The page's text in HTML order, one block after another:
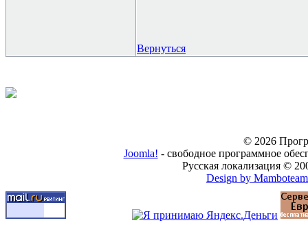
Вернуться
© 2026
Joomla! - свободное программное
Русская локализация ©
Design by